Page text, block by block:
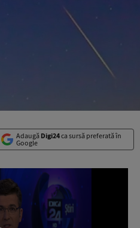
Adaugă Digi24ca sursă preferată în
Google